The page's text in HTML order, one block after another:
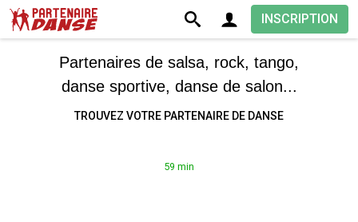
INSCRIPTION
Partenaires de salsa, rock, tango,
danse sportive, danse de salon...
TROUVEZ VOTRE PARTENAIRE DE DANSE
59 min